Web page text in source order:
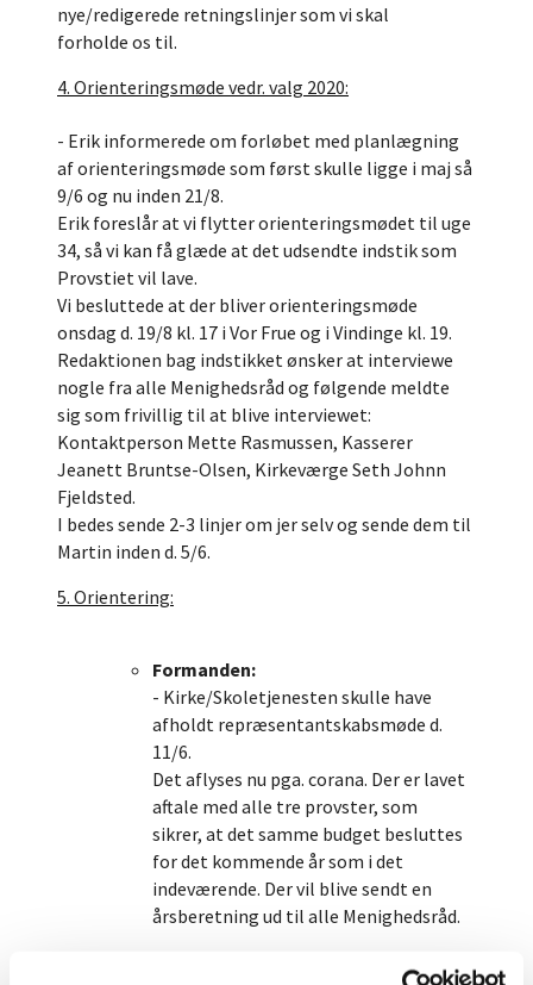
nye/redigerede retningslinjer som vi skal
forholde os til.
4. Orienteringsmøde vedr. valg 2020:
- Erik informerede om forløbet med planlægning
af orienteringsmøde som først skulle ligge i maj så
9/6 og nu inden 21/8.
Erik foreslår at vi flytter orienteringsmødet til uge
34, så vi kan få glæde at det udsendte indstik som
Provstiet vil lave.
Vi besluttede at der bliver orienteringsmøde
onsdag d. 19/8 kl. 17 i Vor Frue og i Vindinge kl. 19.
Redaktionen bag indstikket ønsker at interviewe
nogle fra alle Menighedsråd og følgende meldte
sig som frivillig til at blive interviewet:
Kontaktperson Mette Rasmussen, Kasserer
Jeanett Bruntse-Olsen, Kirkeværge Seth Johnn
Fjeldsted.
I bedes sende 2-3 linjer om jer selv og sende dem til
Martin inden d. 5/6.
5. Orientering:
Formanden:
- Kirke/Skoletjenesten skulle have
afholdt repræsentantskabsmøde d.
11/6.
Det aflyses nu pga. corana. Der er lavet
aftale med alle tre provster, som
sikrer, at det samme budget besluttes
for det kommende år som i det
indeværende. Der vil blive sendt en
årsberetning ud til alle Menighedsråd.